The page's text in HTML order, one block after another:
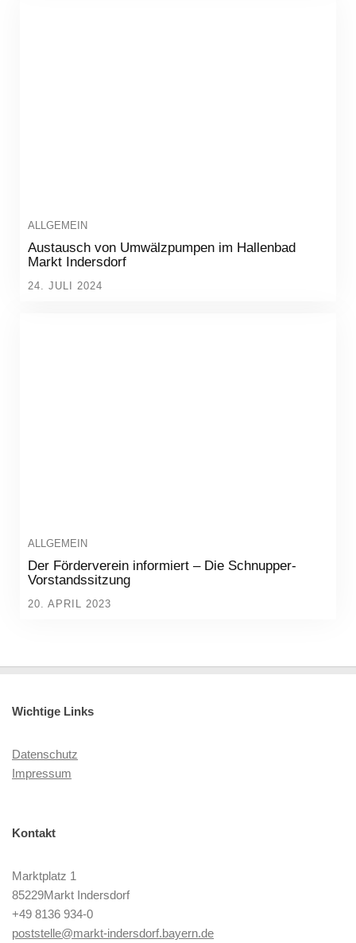
ALLGEMEIN
Austausch von Umwälzpumpen im Hallenbad
Markt Indersdorf
24. JULI 2024
ALLGEMEIN
Der Förderverein informiert – Die Schnupper-
Vorstandssitzung
20. APRIL 2023
Wichtige Links
Datenschutz
Impressum
Kontakt
Marktplatz 1
85229Markt Indersdorf
+49 8136 934-0
poststelle@markt-indersdorf.bayern.de